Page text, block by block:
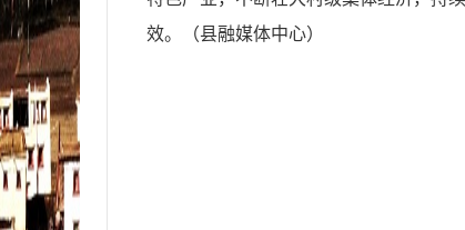
效。（县融媒体中心）